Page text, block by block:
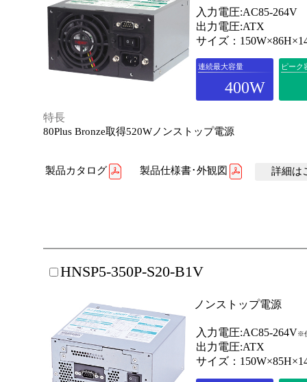
入力電圧:AC85-264V
出力電圧:ATX
サイズ：
連続最大容量
400W
ピーク
特長
80Plus Bronze取得520Wノンストップ電源
製品カタログ 製品仕様書･外観図 詳細は
HNSP5-350P-S20-B1V
ノンストップ電源
入力電圧:AC85-264V※
出力電圧:ATX
サイズ：